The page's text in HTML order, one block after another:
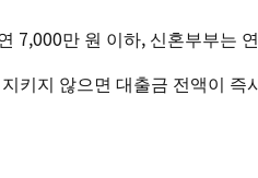
만 원 이하, 신혼부부는
키지 않으면 대출금 전액이